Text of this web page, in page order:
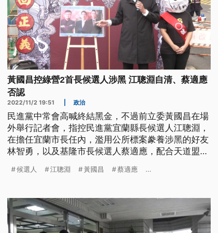
黃國昌控綠營2首長候選人涉黑 江聰淵自清、蔡適應
否認
2022/11/2 19:51 政治
民進黨中常會高喊終結黑金，不過前立委黃國昌在場
外舉行記者會，指控民進黨宜蘭縣長候選人江聰淵，
在擔任宜蘭市長任內，濫用公所標案豢養涉黑的好友
林智勇，以及基隆市長候選人蔡適應，配合天道盟都
示，他公私分明，嚴守分際，不容關說，蔡適應說，
候選人 江聰淵 黃國昌 蔡適應 ...